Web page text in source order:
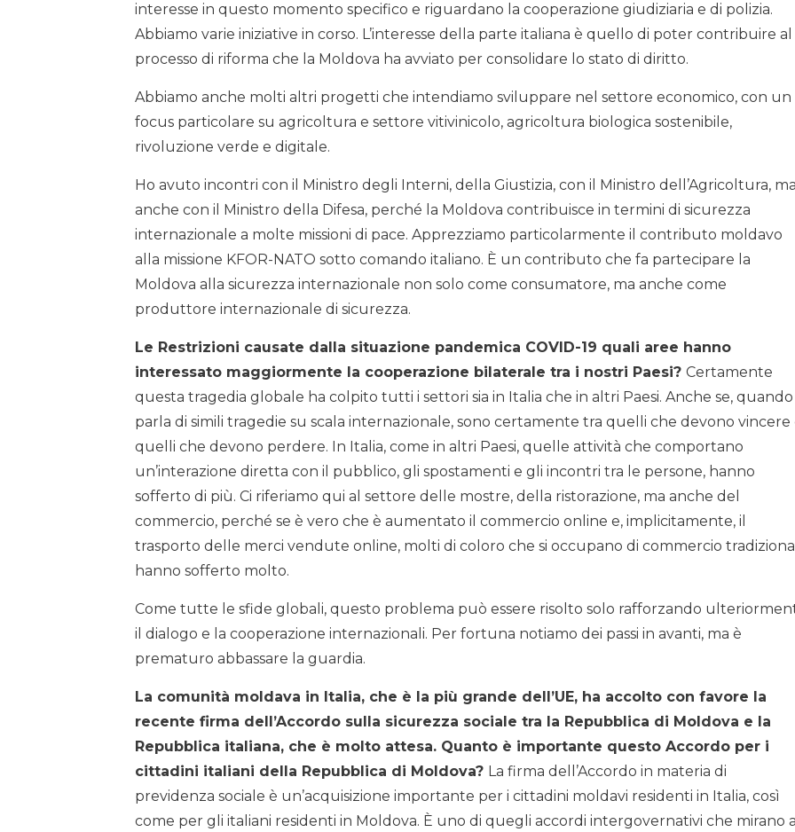
interesse in questo momento specifico e riguardano la cooperazione giudiziaria e di polizia.
Abbiamo varie iniziative in corso. L’interesse della parte italiana è quello di poter contribuire al
processo di riforma che la Moldova ha avviato per consolidare lo stato di diritto.
Abbiamo anche molti altri progetti che intendiamo sviluppare nel settore economico, con un
focus particolare su agricoltura e settore vitivinicolo, agricoltura biologica sostenibile,
rivoluzione verde e digitale.
Ho avuto incontri con il Ministro degli Interni, della Giustizia, con il Ministro dell’Agricoltura,
anche con il Ministro della Difesa, perché la Moldova contribuisce in termini di sicurezza
internazionale a molte missioni di pace. Apprezziamo particolarmente il contributo moldavo
alla missione KFOR-NATO sotto comando italiano. È un contributo che fa partecipare la
Moldova alla sicurezza internazionale non solo come consumatore, ma anche come
produttore internazionale di sicurezza.
Le Restrizioni causate dalla situazione pandemica COVID-19 quali aree hanno
interessato maggiormente la cooperazione bilaterale tra i nostri Paesi? Certamente
questa tragedia globale ha colpito tutti i settori sia in Italia che in altri Paesi. Anche se, quando
parla di simili tragedie su scala internazionale, sono certamente tra quelli che devono vincere
quelli che devono perdere. In Italia, come in altri Paesi, quelle attività che comportano
un’interazione diretta con il pubblico, gli spostamenti e gli incontri tra le persone, hanno
sofferto di più. Ci riferiamo qui al settore delle mostre, della ristorazione, ma anche del
commercio, perché se è vero che è aumentato il commercio online e, implicitamente, il
trasporto delle merci vendute online, molti di coloro che si occupano di commercio
hanno sofferto molto.
Come tutte le sfide globali, questo problema può essere risolto solo rafforzando
il dialogo e la cooperazione internazionali. Per fortuna notiamo dei passi in avanti, ma è
prematuro abbassare la guardia.
La comunità moldava in Italia, che è la più grande dell’UE, ha accolto con favore la
recente firma dell’Accordo sulla sicurezza sociale tra la Repubblica di Moldova e la
Repubblica italiana, che è molto attesa. Quanto è importante questo Accordo per i
cittadini italiani della Repubblica di Moldova? La firma dell’Accordo in materia di
previdenza sociale è un’acquisizione importante per i cittadini moldavi residenti in Italia, così
come per gli italiani residenti in Moldova. È uno di quegli accordi intergovernativi che mirano